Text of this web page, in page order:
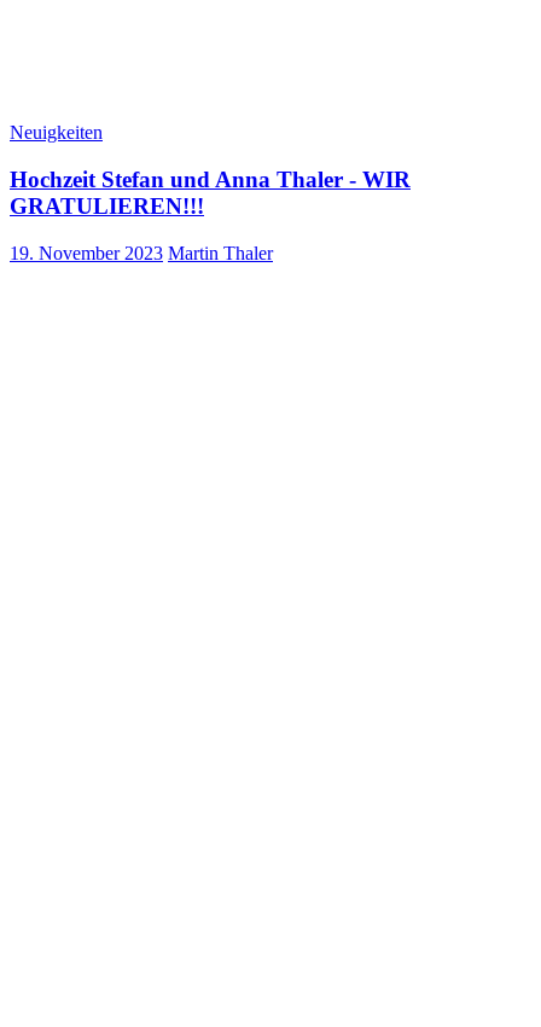
Neuigkeiten
Hochzeit Stefan und Anna Thaler - WIR
GRATULIEREN!!!
19. November 2023 Martin Thaler